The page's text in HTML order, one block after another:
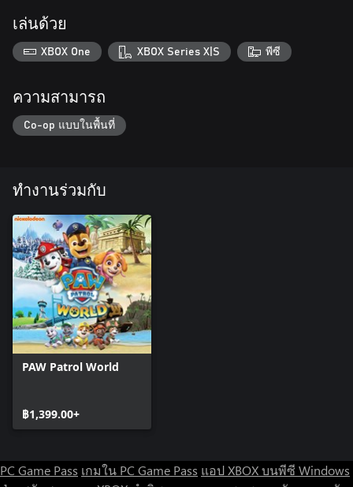
เล่นด้วย
XBOX One XBOX Series X|S พีซี
ความสามารถ
Co-op แบบในพื้นที่
ทำงานร่วมกับ
PAW Patrol World
฿1,399.00+
PC Game Pass เกมใน PC Game Pass แอป XBOX บนพีซี Windows